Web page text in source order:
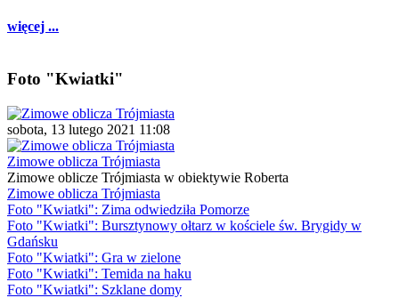
więcej ...
Foto "Kwiatki"
sobota, 13 lutego 2021 11:08
Zimowe oblicza Trójmiasta
Zimowe oblicze Trójmiasta w obiektywie Roberta
Zimowe oblicza Trójmiasta
Foto "Kwiatki": Zima odwiedziła Pomorze
Foto "Kwiatki": Bursztynowy ołtarz w kościele św. Brygidy w
Gdańsku
Foto "Kwiatki": Gra w zielone
Foto "Kwiatki": Temida na haku
Foto "Kwiatki": Szklane domy